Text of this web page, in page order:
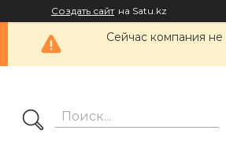
Создать сайт на Satu.kz
Сейчас компания